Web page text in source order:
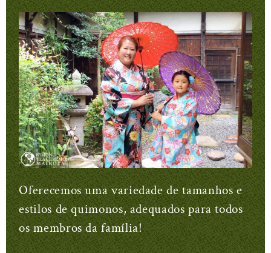
Oferecemos uma variedade de tamanhos e
estilos de quimonos, adequados para todos
os membros da família!